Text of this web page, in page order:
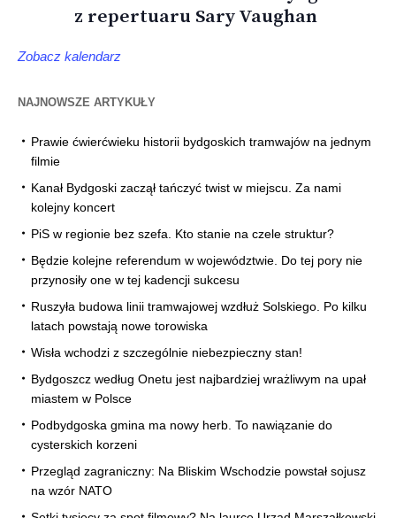
z repertuaru Sary Vaughan
Zobacz kalendarz
NAJNOWSZE ARTYKUŁY
Prawie ćwierćwieku historii bydgoskich tramwajów na jednym
filmie
Kanał Bydgoski zaczął tańczyć twist w miejscu. Za nami
kolejny koncert
PiS w regionie bez szefa. Kto stanie na czele struktur?
Będzie kolejne referendum w województwie. Do tej pory nie
przynosiły one w tej kadencji sukcesu
Ruszyła budowa linii tramwajowej wzdłuż Solskiego. Po kilku
latach powstają nowe torowiska
Wisła wchodzi z szczególnie niebezpieczny stan!
Bydgoszcz według Onetu jest najbardziej wrażliwym na upał
miastem w Polsce
Podbydgoska gmina ma nowy herb. To nawiązanie do
cysterskich korzeni
Przegląd zagraniczny: Na Bliskim Wschodzie powstał sojusz
na wzór NATO